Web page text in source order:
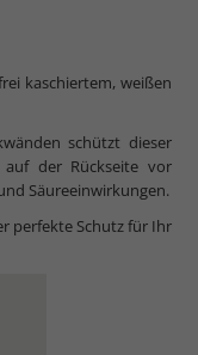
kaschiertem, weißen
schützt dieser
der Rückseite vor
Säureeinwirkungen.
perfekte Schutz für Ihr